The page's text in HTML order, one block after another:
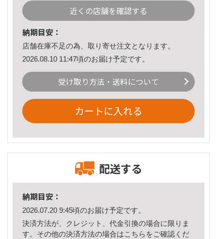
近くの店舗を確認する
納期目安：
店舗在庫不足の為、取り寄せ注文となります。
2026.08.10 11:47頃のお届け予定です。
受け取り方法・送料について
カートに入れる
配送する
納期目安：
2026.07.20 9:45頃のお届け予定です。
決済方法が、クレジット、代金引換の場合に限りま
す。その他の決済方法の場合はこちら をご確認くだ